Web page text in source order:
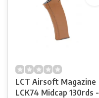
LCT Airsoft Magazine
LCK74 Midcap 130rds -